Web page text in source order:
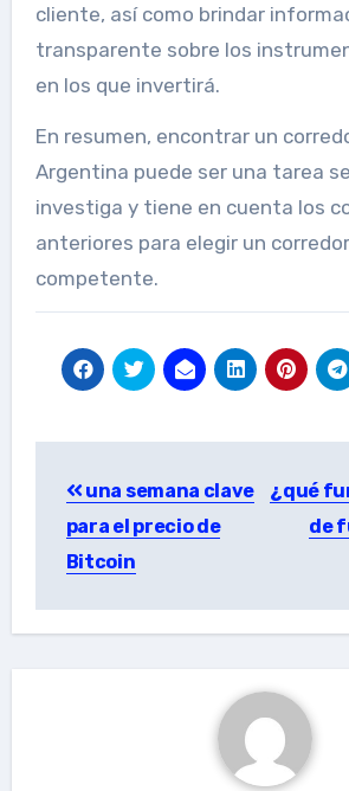
cliente, así como brindar
transparente sobre los
en los que invertirá.
En resumen, encontrar un
Argentina puede ser una tarea
investiga y tiene en cuenta los
anteriores para elegir un
competente.
navigation
una semana clave
para el precio de
Bitcoin
¿qué
de